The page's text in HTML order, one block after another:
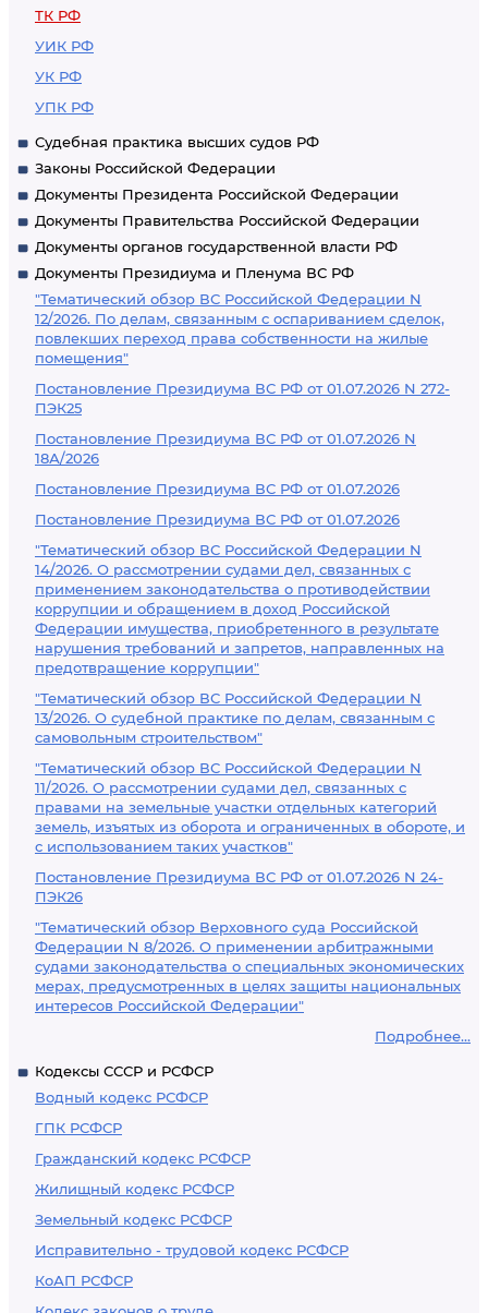
ТК РФ
УИК РФ
УК РФ
УПК РФ
Судебная практика высших судов РФ
Законы Российской Федерации
Документы Президента Российской Федерации
Документы Правительства Российской Федерации
Документы органов государственной власти РФ
Документы Президиума и Пленума ВС РФ
"Тематический обзор ВС Российской Федерации N
12/2026. По делам, связанным с оспариванием сделок,
повлекших переход права собственности на жилые
помещения"
Постановление Президиума ВС РФ от 01.07.2026 N 272-
ПЭК25
Постановление Президиума ВС РФ от 01.07.2026 N
18А/2026
Постановление Президиума ВС РФ от 01.07.2026
Постановление Президиума ВС РФ от 01.07.2026
"Тематический обзор ВС Российской Федерации N
14/2026. О рассмотрении судами дел, связанных с
применением законодательства о противодействии
коррупции и обращением в доход Российской
Федерации имущества, приобретенного в результате
нарушения требований и запретов, направленных на
предотвращение коррупции"
"Тематический обзор ВС Российской Федерации N
13/2026. О судебной практике по делам, связанным с
самовольным строительством"
"Тематический обзор ВС Российской Федерации N
11/2026. О рассмотрении судами дел, связанных с
правами на земельные участки отдельных категорий
земель, изъятых из оборота и ограниченных в обороте, и
с использованием таких участков"
Постановление Президиума ВС РФ от 01.07.2026 N 24-
ПЭК26
"Тематический обзор Верховного суда Российской
Федерации N 8/2026. О применении арбитражными
судами законодательства о специальных экономических
мерах, предусмотренных в целях защиты национальных
интересов Российской Федерации"
Подробнее...
Кодексы СССР и РСФСР
Водный кодекс РСФСР
ГПК РСФСР
Гражданский кодекс РСФСР
Жилищный кодекс РСФСР
Земельный кодекс РСФСР
Исправительно - трудовой кодекс РСФСР
КоАП РСФСР